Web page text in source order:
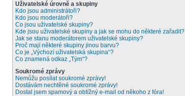
Uživatelské úrovně a skupiny
Kdo jsou administrátoři?
Kdo jsou moderátoři?
Co jsou uživatelské skupiny?
Kde jsou uživatelské skupiny a jak se mohu do některé zařadit?
Jak se stanu moderátorem uživatelské skupiny?
Proč mají některé skupiny jinou barvu?
Co je „Výchozí uživatelská skupina“?
Co znamená odkaz „Tým“?
Soukromé zprávy
Nemůžu posílat soukromé zprávy!
Dostávám nechtěné soukromé zprávy!
Dostal jsem spamový a obtížný e-mail od někoho z fóra!